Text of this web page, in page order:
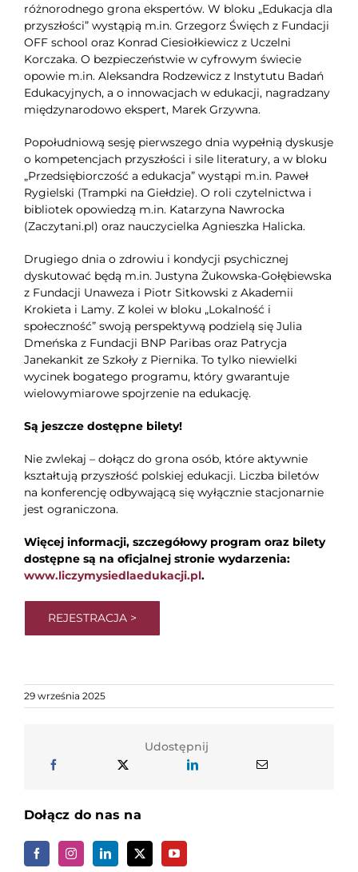
różnorodnego grona ekspertów. W bloku „Edukacja dla
przyszłości” wystąpią m.in. Grzegorz Święch z Fundacji
OFF school oraz Konrad Ciesiołkiewicz z Uczelni
Korczaka. O bezpieczeństwie w cyfrowym świecie
opowie m.in. Aleksandra Rodzewicz z Instytutu Badań
Edukacyjnych, a o innowacjach w edukacji, nagradzany
międzynarodowo ekspert, Marek Grzywna.
Popołudniową sesję pierwszego dnia wypełnią dyskusje
o kompetencjach przyszłości i sile literatury, a w bloku
„Przedsiębiorczość a edukacja” wystąpi m.in. Paweł
Rygielski (Trampki na Giełdzie). O roli czytelnictwa i
bibliotek opowiedzą m.in. Katarzyna Nawrocka
(Zaczytani.pl) oraz nauczycielka Agnieszka Halicka.
Drugiego dnia o zdrowiu i kondycji psychicznej
dyskutować będą m.in. Justyna Żukowska-Gołębiewska
z Fundacji Unaweza i Piotr Sitkowski z Akademii
Krokieta i Lamy. Z kolei w bloku „Lokalność i
społeczność” swoją perspektywą podzielą się Julia
Dmeńska z Fundacji BNP Paribas oraz Patrycja
Janekankit ze Szkoły z Piernika. To tylko niewielki
wycinek bogatego programu, który gwarantuje
wielowymiarowe spojrzenie na edukację.
Są jeszcze dostępne bilety!
Nie zwlekaj – dołącz do grona osób, które aktywnie
kształtują przyszłość polskiej edukacji. Liczba biletów
na konferencję odbywającą się wyłącznie stacjonarnie
jest ograniczona.
Więcej informacji, szczegółowy program oraz bilety
dostępne są na oficjalnej stronie wydarzenia:
www.liczymysiedlaedukacji.pl.
REJESTRACJA >
29 września 2025
Udostępnij
Dołącz do nas na